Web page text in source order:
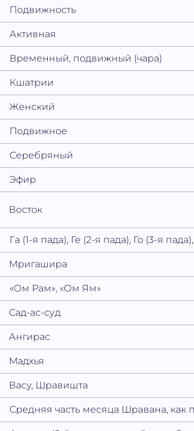
Подвижность
Активная
Временный, подвижный (чара)
Кшатрии
Женский
Подвижное
Серебряный
Эфир
Восток
Га (1-я пада), Ге (2-я пада), Го (3-я
Мригашира
«Ом Рам», «Ом Ям»
Сад-ас-суд
Ангирас
Мадхья
Васу, Шравишта
Средняя часть месяца Шравана, как